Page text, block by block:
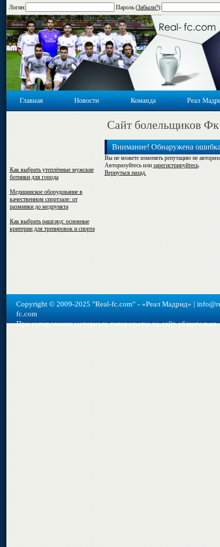
Логин: Пароль (Забыли?):
Главная Новости Команда Реал
Cайт болельщиков
Как выбрать утеплённые мужские
ботинки для города
Медицинское оборудование в
качественном спортзале: от
разминки до медпункта
Как выбрать рашгард: основные
критерии для тренировок и спорта
Внимание! Обнаружена
Вы не можете изменять репутацию не
Авторизуйтесь или зарегистрируйтесь.
Вернуться назад.
Copyright © 2009-2025 "Real-fс.com" - «Реал Мадрид» |
fc.com
При копировании материала гиперссылка на сайт обязательна